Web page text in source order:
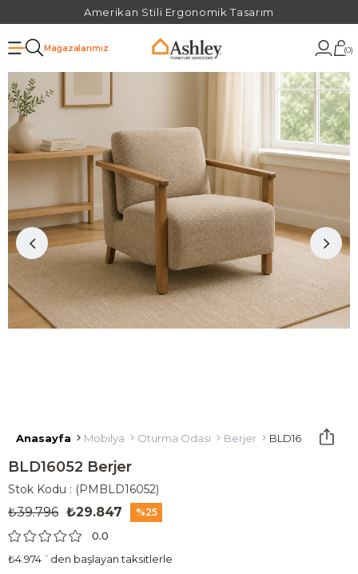
Amerikan Stili Ergonomik Tasarım
Mağazalarımız 0
Anasayfa Mobilya Oturma Odası Berjer BLD16052 Berjer
BLD16052 Berjer
Stok Kodu (PMBLD16052)
₺39.796 ₺29.847 25
0.0
₺4.974 `den başlayan taksitlerle